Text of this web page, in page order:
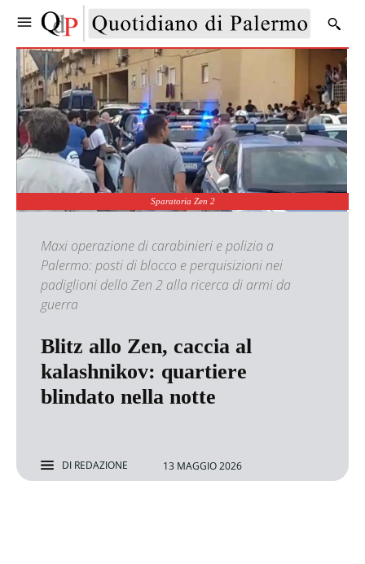
Sparatoria Zen 2
Maxi operazione di carabinieri e polizia a
Palermo: posti di blocco e perquisizioni nei
padiglioni dello Zen 2 alla ricerca di armi da
guerra
Blitz allo Zen, caccia al
kalashnikov: quartiere
blindato nella notte
DI REDAZIONE 13 MAGGIO 2026